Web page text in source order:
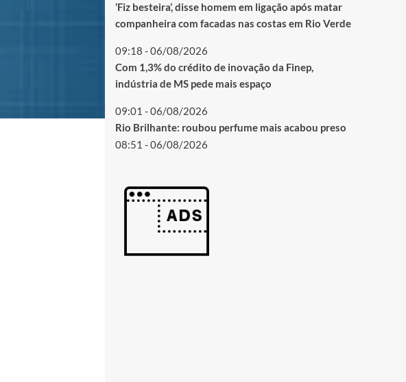
‘Fiz besteira’, disse homem em ligação após matar
companheira com facadas nas costas em Rio Verde
09:18 - 06/08/2026
Com 1,3% do crédito de inovação da Finep,
indústria de MS pede mais espaço
09:01 - 06/08/2026
Rio Brilhante: roubou perfume mais acabou preso
08:51 - 06/08/2026